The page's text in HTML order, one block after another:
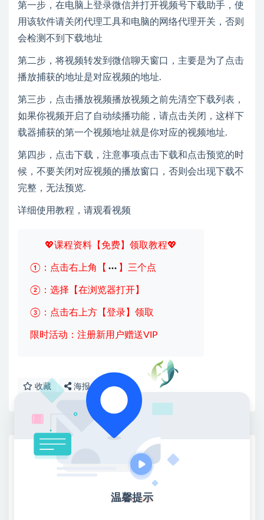
第一步，在电脑上登录微信并打开视频号下载助手，使
用该软件请关闭代理工具和电脑的网络代理开关，否则
会检测不到下载地址
第二步，将视频转发到微信聊天窗口，主要是为了点击
播放捕获的地址是对应视频的地址.
第三步，点击播放视频播放视频之前先清空下载列表，
如果你视频开启了自动续播功能，请点击关闭，这样下
载器捕获的第一个视频地址就是你对应的视频地址.
第四步，点击下载，注意事项点击下载和点击预览的时
候，不要关闭对应视频的播放窗口，否则会出现下载不
完整，无法预览.
详细使用教程，请观看视频
💖课程资料【免费】领取教程💖
①：点击右上角【 】三个点
②：选择【在浏览器打开】
③：点击右上方【登录】领取
限时活动：注册新用户赠送VIP
收藏 海报 链接
网赚基地简介
❤本站：本站整合多方资源站，主要面向互联网创业
类&副业类，资源丰富 物超所值。
温馨提示